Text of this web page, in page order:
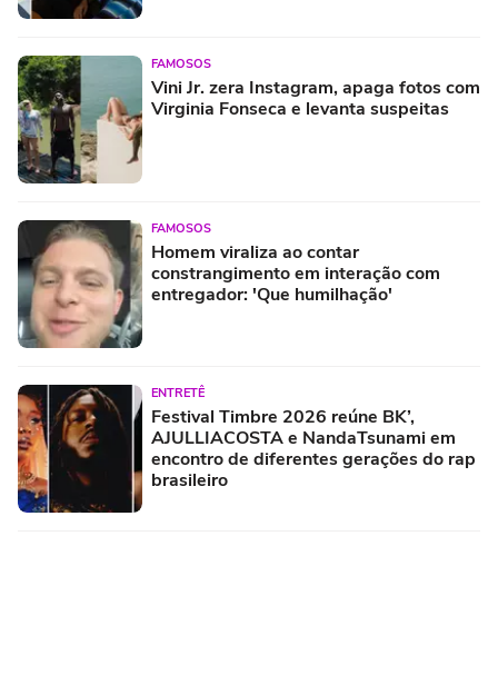
FAMOSOS
Vini Jr. zera Instagram, apaga fotos com
Virginia Fonseca e levanta suspeitas
FAMOSOS
Homem viraliza ao contar
constrangimento em interação com
entregador: 'Que humilhação'
ENTRETÊ
Festival Timbre 2026 reúne BK’,
AJULLIACOSTA e NandaTsunami em
encontro de diferentes gerações do rap
brasileiro